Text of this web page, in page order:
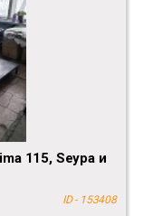
115, Seypa и
ID - 153408